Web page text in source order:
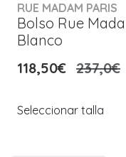
RUE MADAM PARIS
Bolso Rue
Blanco
118,50€ 237,0€
Seleccionar talla